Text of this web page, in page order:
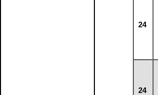
24
24